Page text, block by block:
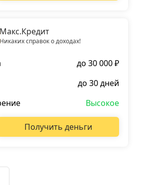
Макс.Кредит
Никаких справок о доходах!
до 30 000 ₽
до 30 дней
Высокое
Получить деньги